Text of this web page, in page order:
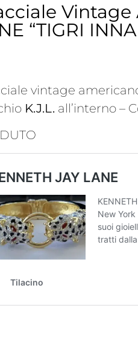
Vintage
“TIGRI
vintage
K.J.L. all’interno –